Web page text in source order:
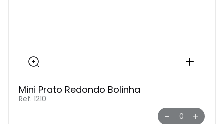
Mini Prato Redondo Bolinha
Ref. 1210
- +